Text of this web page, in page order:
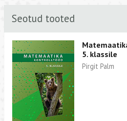
Seotud tooted
5. klassile
Pirgit Palm